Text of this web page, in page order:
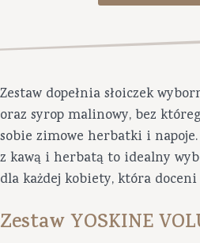
Zestaw dopełnia słoiczek
oraz syrop malinowy, bez
sobie zimowe herbatki i
z kawą i herbatą to idealny
dla każdej kobiety, która
Zestaw YOSKINE